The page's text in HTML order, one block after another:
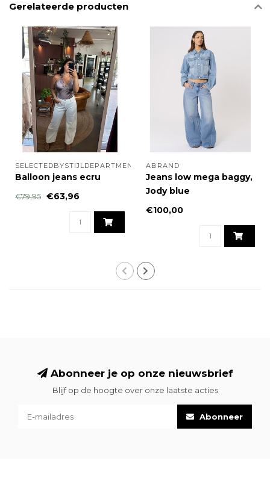
Gerelateerde producten
SELECTEDBYSTIJLDEPARTMENT
Balloon jeans ecru
€79,95 €63,96
ABRAND
Jeans low mega baggy,
Jody blue
€100,00
Abonneer je op onze nieuwsbrief
Blijf op de hoogte over onze laatste acties
Abonneer